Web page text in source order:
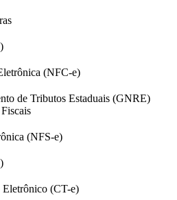
(NFC-e)
de Tributos Estaduais (GNRE)
(NFS-e)
Eletrônico (CT-e)